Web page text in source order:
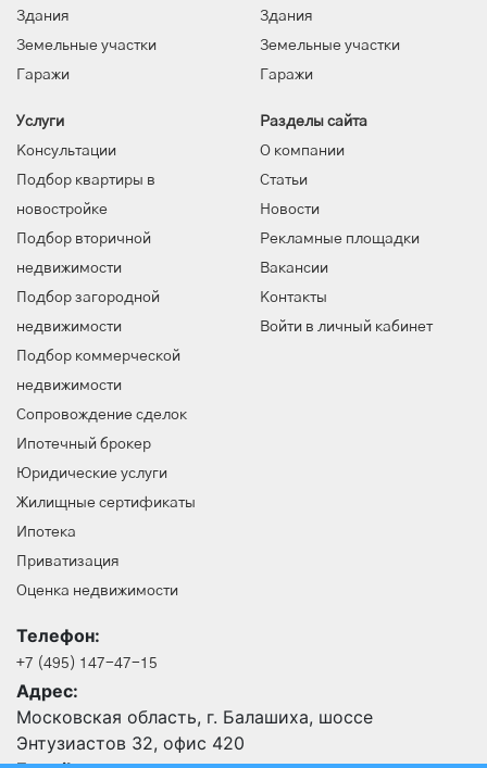
Здания
Земельные участки
Гаражи
Здания
Земельные участки
Гаражи
Услуги
Консультации
Подбор квартиры в
новостройке
Подбор вторичной
недвижимости
Подбор загородной
недвижимости
Подбор коммерческой
недвижимости
Сопровождение сделок
Ипотечный брокер
Юридические услуги
Жилищные сертификаты
Ипотека
Приватизация
Оценка недвижимости
Разделы сайта
О компании
Статьи
Новости
Рекламные площадки
Вакансии
Контакты
Войти в личный кабинет
Телефон:
+7 (495) 147-47-15
Адрес:
Московская область, г. Балашиха, шоссе
Энтузиастов 32, офис 420